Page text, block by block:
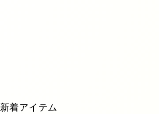
新着アイテム